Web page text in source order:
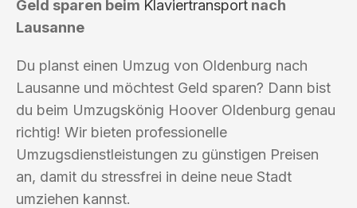
Geld sparen beim Klaviertransport nach
Lausanne
Du planst einen Umzug von Oldenburg nach
Lausanne und möchtest Geld sparen? Dann bist
du beim Umzugskönig Hoover Oldenburg genau
richtig! Wir bieten professionelle
Umzugsdienstleistungen zu günstigen Preisen
an, damit du stressfrei in deine neue Stadt
umziehen kannst.